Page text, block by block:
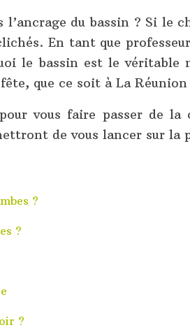
du bassin ? Si le
En tant que
le bassin est le
que ce soit à La Réunion
vous faire passer de
de vous lancer sur la
?
?
?